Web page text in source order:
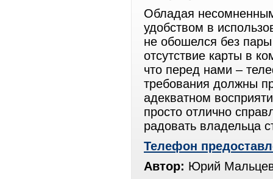
Обладая
удобством в
не обошелся без
отсутствие карты в
что перед нами –
требования должны
адекватном
просто отлично
радовать владельца
Телефон
Автор: Юрий